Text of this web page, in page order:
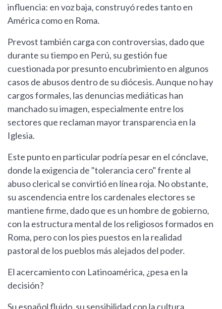
influencia: en voz baja, construyó redes tanto en
América como en Roma.
Prevost también carga con controversias, dado que
durante su tiempo en Perú, su gestión fue
cuestionada por presunto encubrimiento en algunos
casos de abusos dentro de su diócesis. Aunque no hay
cargos formales, las denuncias mediáticas han
manchado su imagen, especialmente entre los
sectores que reclaman mayor transparencia en la
Iglesia.
Este punto en particular podría pesar en el cónclave,
donde la exigencia de "tolerancia cero" frente al
abuso clerical se convirtió en línea roja. No obstante,
su ascendencia entre los cardenales electores se
mantiene firme, dado que es un hombre de gobierno,
con la estructura mental de los religiosos formados en
Roma, pero con los pies puestos en la realidad
pastoral de los pueblos más alejados del poder.
El acercamiento con Latinoamérica, ¿pesa en la
decisión?
Su español fluido, su sensibilidad con la cultura